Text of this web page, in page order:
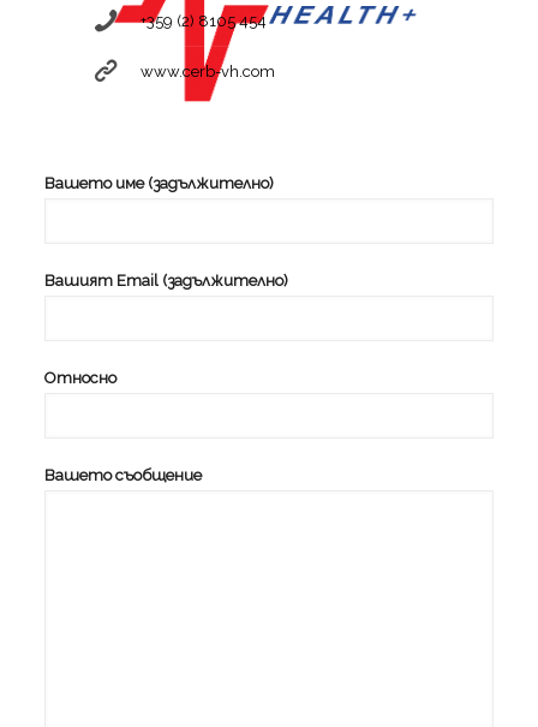
+359 (2) 8105 454
www.cerb-vh.com
Вашето име (задължително)
Вашият Email (задължително)
Относно
Вашето съобщение